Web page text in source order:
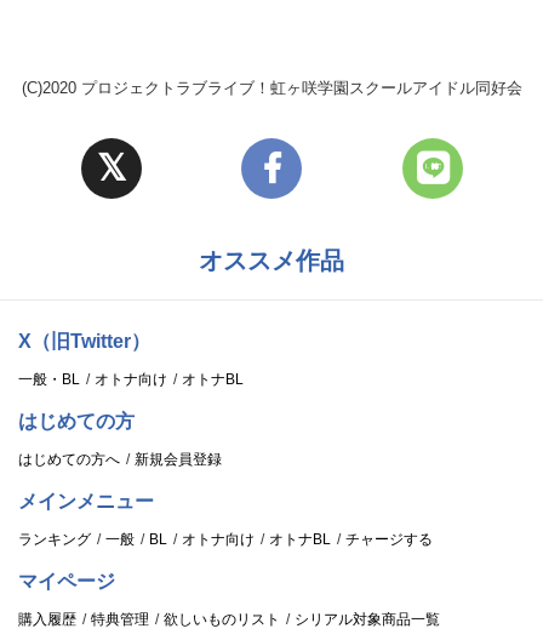
(C)2020 プロジェクトラブライブ！虹ヶ咲学園スクールアイドル同好会
オススメ作品
X（旧Twitter）
一般・BL オトナ向け オトナBL
はじめての方
はじめての方へ 新規会員登録
メインメニュー
ランキング 一般 BL オトナ向け オトナBL チャージする
マイページ
購入履歴 特典管理 欲しいものリスト シリアル対象商品一覧